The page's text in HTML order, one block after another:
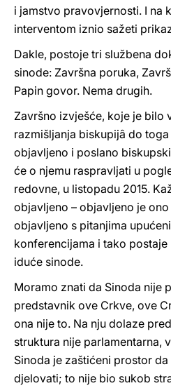
i jamstvo pravovjernosti. I na
interventom iznio sažeti
Dakle, postoje tri službena
sinode: Završna poruka,
Papin govor. Nema drugih.
Završno izvješće, koje je bilo
razmišljanja biskupijâ do
objavljeno i poslano
će o njemu raspravljati u
redovne, u listopadu 2015.
objavljeno – objavljeno je
objavljeno s pitanjima
konferencijama i tako postaje
iduće sinode.
Moramo znati da Sinoda nije
predstavnik ove Crkve, ove
ona nije to. Na nju dolaze
struktura nije parlamentarna,
Sinoda je zaštićeni prostor
djelovati; to nije bio sukob